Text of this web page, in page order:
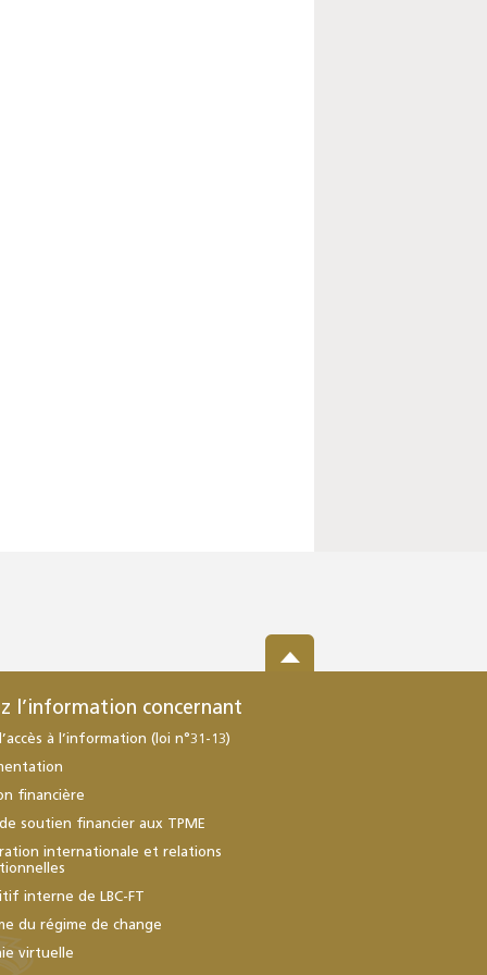
l’information concernant
à l’information (loi n°31-13)
financière
soutien financier aux TPME
internationale et relations
interne de LBC-FT
du régime de change
virtuelle